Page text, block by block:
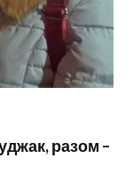
разом –